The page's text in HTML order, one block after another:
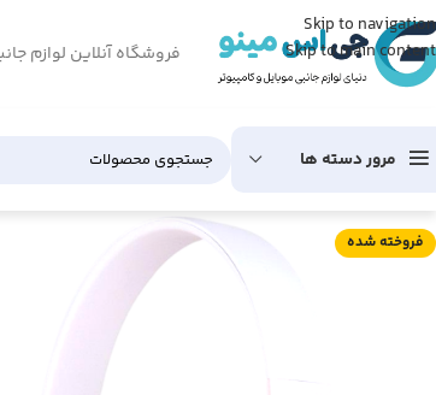
Skip to navigation
Skip to main content
فروشگاه آنلاین لوازم
مرور دسته ها
فروخته شده